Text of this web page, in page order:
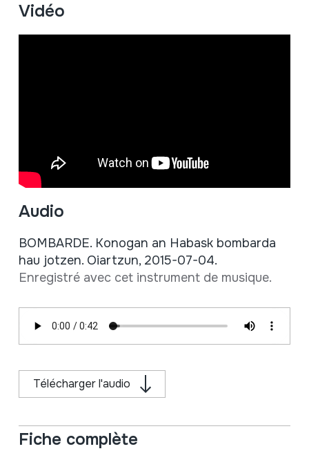
Vidéo
Audio
BOMBARDE. Konogan an Habask bombarda
hau jotzen. Oiartzun, 2015-07-04.
Enregistré avec cet instrument de musique.
Télécharger l'audio
Fiche complète